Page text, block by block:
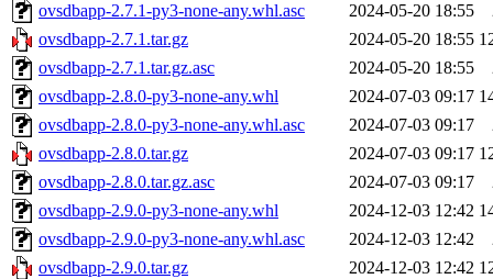
ovsdbapp-2.7.1-py3-none-any.whl.asc
2024-05-20 18:55
ovsdbapp-2.7.1.tar.gz
2024-05-20 18:55
ovsdbapp-2.7.1.tar.gz.asc
2024-05-20 18:55
ovsdbapp-2.8.0-py3-none-any.whl
2024-07-03 09:17
ovsdbapp-2.8.0-py3-none-any.whl.asc
2024-07-03 09:17
ovsdbapp-2.8.0.tar.gz
2024-07-03 09:17
ovsdbapp-2.8.0.tar.gz.asc
2024-07-03 09:17
ovsdbapp-2.9.0-py3-none-any.whl
2024-12-03 12:42
ovsdbapp-2.9.0-py3-none-any.whl.asc
2024-12-03 12:42
ovsdbapp-2.9.0.tar.gz
2024-12-03 12:42